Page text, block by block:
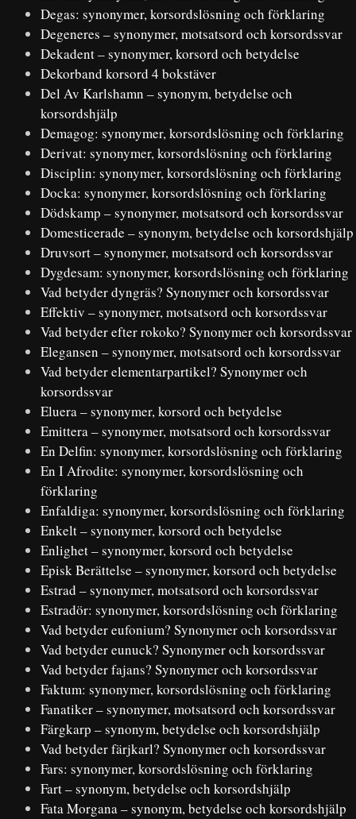
Degas: synonymer, korsordslösning och förklaring
Degeneres – synonymer, motsatsord och korsordssvar
Dekadent – synonymer, korsord och betydelse
Dekorband korsord 4 bokstäver
Del Av Karlshamn – synonym, betydelse och
korsordshjälp
Demagog: synonymer, korsordslösning och förklaring
Derivat: synonymer, korsordslösning och förklaring
Disciplin: synonymer, korsordslösning och förklaring
Docka: synonymer, korsordslösning och förklaring
Dödskamp – synonymer, motsatsord och korsordssvar
Domesticerade – synonym, betydelse och korsordshjälp
Druvsort – synonymer, motsatsord och korsordssvar
Dygdesam: synonymer, korsordslösning och förklaring
Vad betyder dyngräs? Synonymer och korsordssvar
Effektiv – synonymer, motsatsord och korsordssvar
Vad betyder efter rokoko? Synonymer och korsordssvar
Elegansen – synonymer, motsatsord och korsordssvar
Vad betyder elementarpartikel? Synonymer och
korsordssvar
Eluera – synonymer, korsord och betydelse
Emittera – synonymer, motsatsord och korsordssvar
En Delfin: synonymer, korsordslösning och förklaring
En I Afrodite: synonymer, korsordslösning och
förklaring
Enfaldiga: synonymer, korsordslösning och förklaring
Enkelt – synonymer, korsord och betydelse
Enlighet – synonymer, korsord och betydelse
Episk Berättelse – synonymer, korsord och betydelse
Estrad – synonymer, motsatsord och korsordssvar
Estradör: synonymer, korsordslösning och förklaring
Vad betyder eufonium? Synonymer och korsordssvar
Vad betyder eunuck? Synonymer och korsordssvar
Vad betyder fajans? Synonymer och korsordssvar
Faktum: synonymer, korsordslösning och förklaring
Fanatiker – synonymer, motsatsord och korsordssvar
Färgkarp – synonym, betydelse och korsordshjälp
Vad betyder färjkarl? Synonymer och korsordssvar
Fars: synonymer, korsordslösning och förklaring
Fart – synonym, betydelse och korsordshjälp
Fata Morgana – synonym, betydelse och korsordshjälp